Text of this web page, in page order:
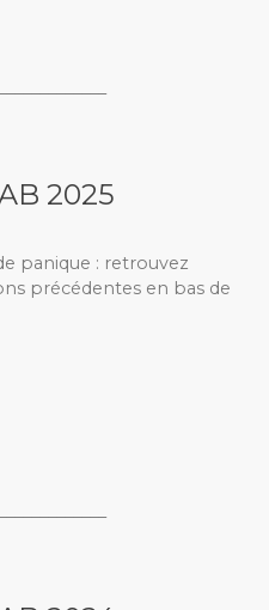
2025
panique : retrouvez
précédentes en bas de